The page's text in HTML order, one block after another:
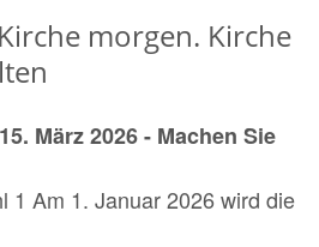
morgen. Kirche
März 2026 - Machen Sie
1 Am 1. Januar 2026 wird die